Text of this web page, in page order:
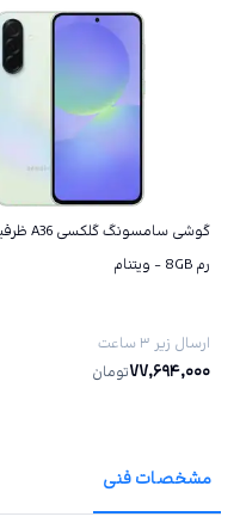
رم 8GB - ویتنام
ارسال زیر ۳ ساعت
77,694,000تومان
مشخصات فنی